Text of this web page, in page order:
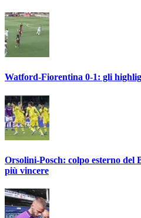
Watford-Fiorentina 0-1: gli
Orsolini-Posch: colpo esterno del
più vincere